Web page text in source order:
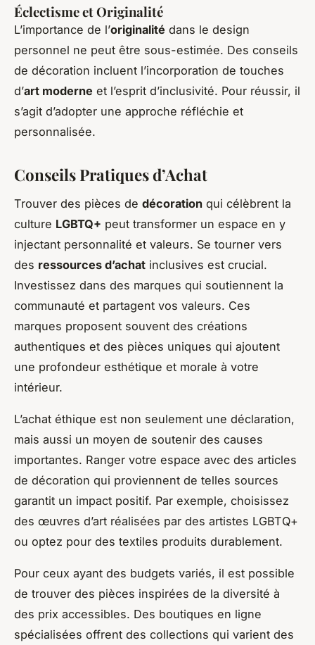
Éclectisme et Originalité
L’importance de l’originalité dans le design
personnel ne peut être sous-estimée. Des conseils
de décoration incluent l’incorporation de touches
d’art moderne et l’esprit d’inclusivité. Pour réussir, il
s’agit d’adopter une approche réfléchie et
personnalisée.
Conseils Pratiques d’Achat
Trouver des pièces de décoration qui célèbrent la
culture LGBTQ+ peut transformer un espace en y
injectant personnalité et valeurs. Se tourner vers
des ressources d’achat inclusives est crucial.
Investissez dans des marques qui soutiennent la
communauté et partagent vos valeurs. Ces
marques proposent souvent des créations
authentiques et des pièces uniques qui ajoutent
une profondeur esthétique et morale à votre
intérieur.
L’achat éthique est non seulement une déclaration,
mais aussi un moyen de soutenir des causes
importantes. Ranger votre espace avec des articles
de décoration qui proviennent de telles sources
garantit un impact positif. Par exemple, choisissez
des œuvres d’art réalisées par des artistes LGBTQ+
ou optez pour des textiles produits durablement.
Pour ceux ayant des budgets variés, il est possible
de trouver des pièces inspirées de la diversité à
des prix accessibles. Des boutiques en ligne
spécialisées offrent des collections qui varient des